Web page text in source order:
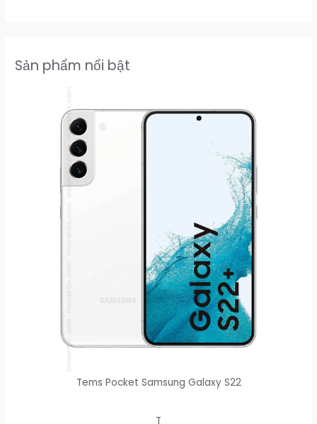
Sản phẩm nổi bật
Tems Pocket Samsung Galaxy S22
T